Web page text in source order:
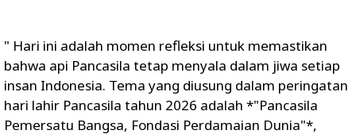
" Hari ini adalah momen refleksi untuk memastikan
bahwa api Pancasila tetap menyala dalam jiwa setiap
insan Indonesia. Tema yang diusung dalam peringatan
hari lahir Pancasila tahun 2026 adalah *"Pancasila
Pemersatu Bangsa, Fondasi Perdamaian Dunia"*,